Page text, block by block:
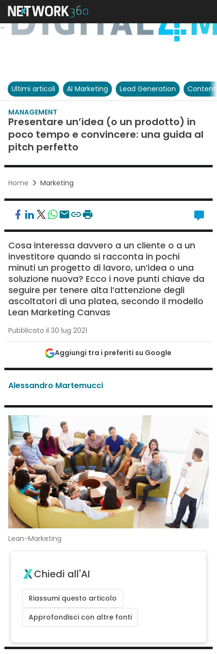
Ultimi articoli AI Marketing Lead Generation
MANAGEMENT
Presentare un’idea (o un prodotto) in
poco tempo e convincere: una guida al
pitch perfetto
Home Marketing
Cosa interessa davvero a un cliente o a un
investitore quando si racconta in pochi
minuti un progetto di lavoro, un’idea o una
soluzione nuova? Ecco i nove punti chiave da
seguire per tenere alta l’attenzione degli
ascoltatori di una platea, secondo il modello
Lean Marketing Canvas
Pubblicato il 30 lug 2021
Aggiungi tra i preferiti su Google
Alessandro Martemucci
Lean-Marketing
Chiedi all'AI
Riassumi questo articolo
Approfondisci con altre fonti